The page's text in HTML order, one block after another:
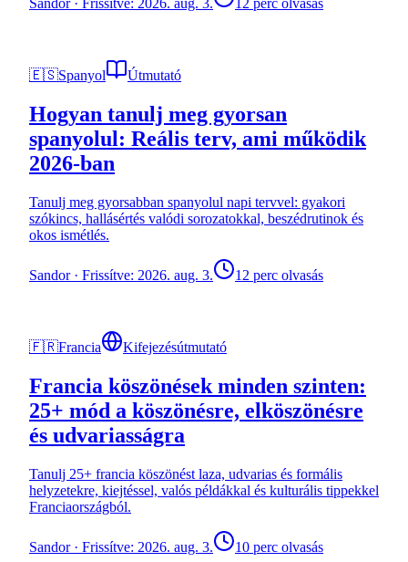
Sandor· Frissítve: 2026. aug. 3. 12 perc olvasás
🇪🇸Spanyol Útmutató
Hogyan tanulj meg gyorsan
spanyolul: Reális terv, ami működik
2026-ban
Tanulj meg gyorsabban spanyolul napi tervvel: gyakori
szókincs, hallásértés valódi sorozatokkal, beszédrutinok és
okos ismétlés.
Sandor· Frissítve: 2026. aug. 3. 12 perc olvasás
🇫🇷Francia Kifejezésútmutató
Francia köszönések minden szinten:
25+ mód a köszönésre, elköszönésre
és udvariasságra
Tanulj 25+ francia köszönést laza, udvarias és formális
helyzetekre, kiejtéssel, valós példákkal és kulturális tippekkel
Franciaországból.
Sandor· Frissítve: 2026. aug. 3. 10 perc olvasás